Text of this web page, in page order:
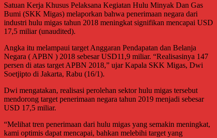
Satuan Kerja Khusus Pelaksana Kegiatan Hulu Minyak Dan Gas
Bumi (SKK Migas) melaporkan bahwa penerimaan negara dari
industri hulu migas tahun 2018 meningkat signifikan mencapai USD
17,5 miliar (unaudited).
Angka itu melampaui target Anggaran Pendapatan dan Belanja
Negara ( APBN ) 2018 sebesar USD11,9 miliar. “Realisasinya 147
persen di atas target APBN 2018,” ujar Kapala SKK Migas, Dwi
Soetjipto di Jakarta, Rabu (16/1).
Dwi mengatakan, realisasi perolehan sektor hulu migas tersebut
mendorong target penerimaan negara tahun 2019 menjadi sebesar
USD 17,5 miliar.
“Melihat tren penerimaan dari hulu migas yang semakin meningkat,
kami optimis dapat mencapai, bahkan melebihi target yang